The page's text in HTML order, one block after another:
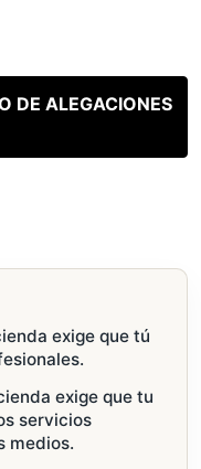
DE ALEGACIONES
exige que tú
exige que tu
servicios
medios.